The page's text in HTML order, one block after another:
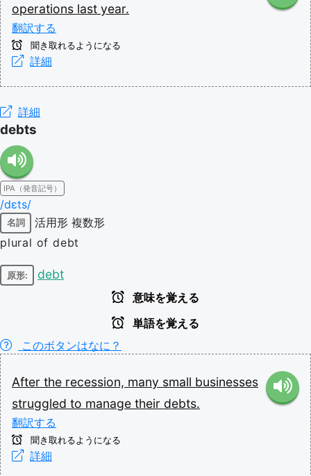
operations last year.
翻訳する
聞き取れるようになる
詳細
詳細
debts
IPA（発音記号）
/dɛts/
名詞 活用形 複数形
plural of debt
原形: debt
意味を覚える
単語を覚える
このボタンはなに？
After the recession, many small businesses
struggled to manage their debts.
翻訳する
聞き取れるようになる
詳細